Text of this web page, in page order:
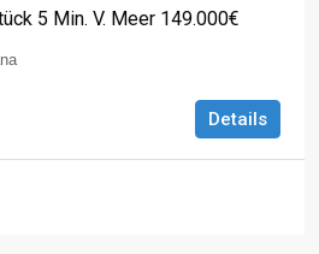
5 Min. V. Meer 149.000€
Details